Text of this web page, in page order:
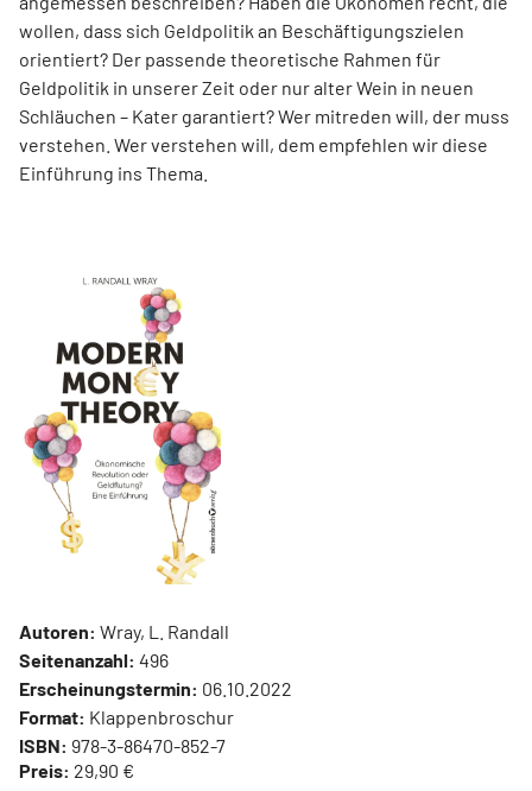
wollen, dass sich Geldpolitik an Beschäftigungszielen
orientiert? Der passende theoretische Rahmen für
Geldpolitik in unserer Zeit oder nur alter Wein in neuen
Schläuchen – Kater garantiert? Wer mitreden will, der muss
verstehen. Wer verstehen will, dem empfehlen wir diese
Einführung ins Thema.
Autoren: Wray, L. Randall
Seitenanzahl: 496
Erscheinungstermin: 06.10.2022
Format: Klappenbroschur
ISBN: 978-3-86470-852-7
Preis: 29,90 €